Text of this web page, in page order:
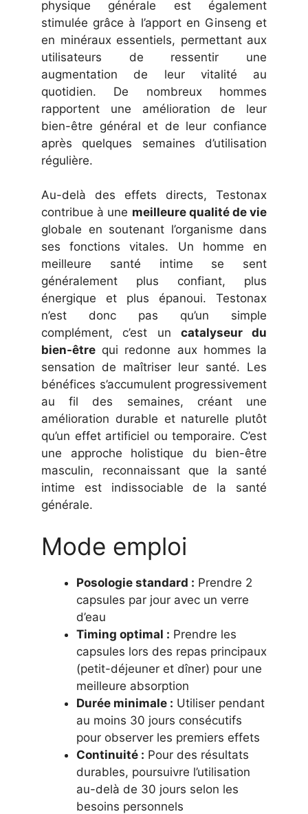
physique générale est également
stimulée grâce à l’apport en Ginseng et
en minéraux essentiels, permettant aux
utilisateurs de ressentir une
augmentation de leur vitalité au
quotidien. De nombreux hommes
rapportent une amélioration de leur
bien-être général et de leur confiance
après quelques semaines d’utilisation
régulière.
Au-delà des effets directs, Testonax
contribue à une meilleure qualité de vie
globale en soutenant l’organisme dans
ses fonctions vitales. Un homme en
meilleure santé intime se sent
généralement plus confiant, plus
énergique et plus épanoui. Testonax
n’est donc pas qu’un simple
complément, c’est un catalyseur du
bien-être qui redonne aux hommes la
sensation de maîtriser leur santé. Les
bénéfices s’accumulent progressivement
au fil des semaines, créant une
amélioration durable et naturelle plutôt
qu’un effet artificiel ou temporaire. C’est
une approche holistique du bien-être
masculin, reconnaissant que la santé
intime est indissociable de la santé
générale.
Mode emploi
Posologie standard : Prendre 2
capsules par jour avec un verre
d’eau
Timing optimal : Prendre les
capsules lors des repas principaux
(petit-déjeuner et dîner) pour une
meilleure absorption
Durée minimale : Utiliser pendant
au moins 30 jours consécutifs
pour observer les premiers effets
Continuité : Pour des résultats
durables, poursuivre l’utilisation
au-delà de 30 jours selon les
besoins personnels